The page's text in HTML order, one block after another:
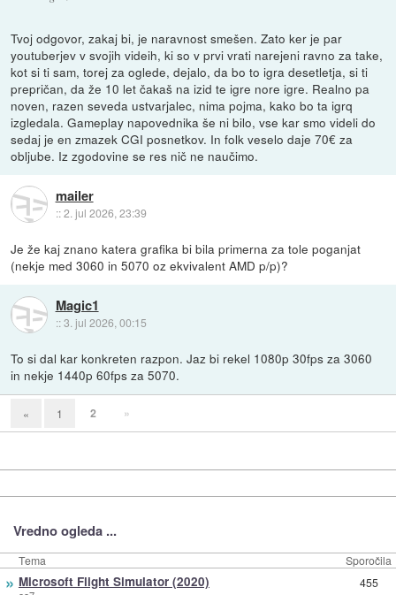
Tvoj odgovor, zakaj bi, je naravnost smešen. Zato ker je par
youtuberjev v svojih videih, ki so v prvi vrati narejeni ravno za take,
kot si ti sam, torej za oglede, dejalo, da bo to igra desetletja, si ti
prepričan, da že 10 let čakaš na izid te igre nore igre. Realno pa
noven, razen seveda ustvarjalec, nima pojma, kako bo ta igrq
izgledala. Gameplay napovednika še ni bilo, vse kar smo videli do
sedaj je en zmazek CGI posnetkov. In folk veselo daje 70€ za
obljube. Iz zgodovine se res nič ne naučimo.
mailer
::2. jul 2026, 23:39
Je že kaj znano katera grafika bi bila primerna za tole poganjat
(nekje med 3060 in 5070 oz ekvivalent AMD p/p)?
Magic1
::3. jul 2026, 00:15
To si dal kar konkreten razpon. Jaz bi rekel 1080p 30fps za 3060
in nekje 1440p 60fps za 5070.
« 1 2 »
Vredno ogleda ...
Tema Sporočila
» Microsoft Flight Simulator (2020) 455